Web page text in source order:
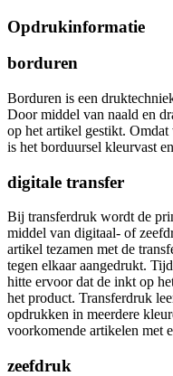
Opdrukinformatie
borduren
Borduren is een
Door middel van naald en
op het artikel gestikt.
is het borduursel kleurvast
digitale transfer
Bij transferdruk wordt de
middel van digitaal- of
artikel tezamen met de
tegen elkaar aangedrukt.
hitte ervoor dat de inkt op
het product. Transferdruk
opdrukken in meerdere
voorkomende artikelen met
zeefdruk